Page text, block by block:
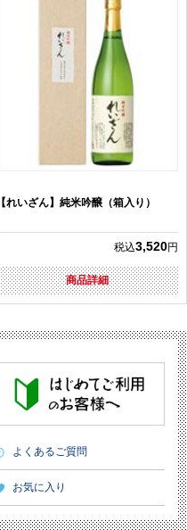
【れいざん】純米吟醸（箱入り）
税込3,520円
商品詳細
よくあるご質問
お気に入り